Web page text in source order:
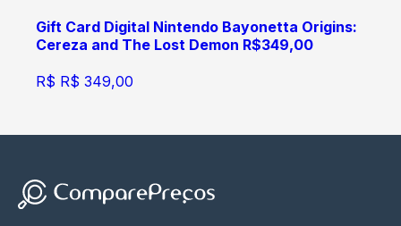
Gift Card Digital Nintendo Bayonetta Origins:
Cereza and The Lost Demon R$349,00
R$ R$ 349,00